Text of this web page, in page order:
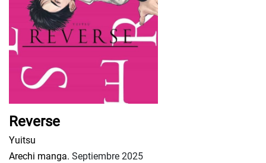
Reverse
Yuitsu
Arechi manga. Septiembre 2025